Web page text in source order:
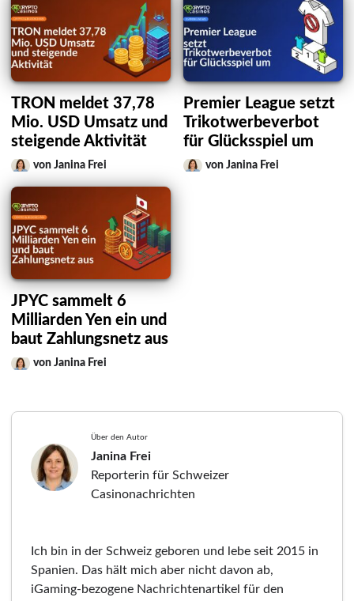
TRON meldet 37,78
Mio. USD Umsatz und
steigende Aktivität
von Janina Frei
Premier League setzt
Trikotwerbeverbot
für Glücksspiel um
von Janina Frei
JPYC sammelt 6
Milliarden Yen ein und
baut Zahlungsnetz aus
von Janina Frei
Über den Autor
Janina Frei
Reporterin für Schweizer
Casinonachrichten
Ich bin in der Schweiz geboren und lebe seit 2015 in
Spanien. Das hält mich aber nicht davon ab,
iGaming-bezogene Nachrichtenartikel für den